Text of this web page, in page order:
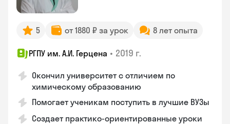
5 от 1880 ₽ за урок 8 лет опыта
РГПУ им. А.И. Герцена • 2019 г.
Окончил университет с отличием по
химическому образованию
Помогает ученикам поступить в лучшие ВУЗы
Создает практико-ориентированные уроки